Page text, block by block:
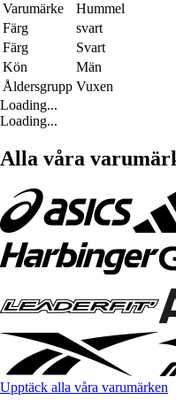
Varumärke
Hummel
Färg
svart
Färg
Svart
Kön
Män
Åldersgrupp Vuxen
Loading...
Loading...
Alla våra
Upptäck alla våra varumärken